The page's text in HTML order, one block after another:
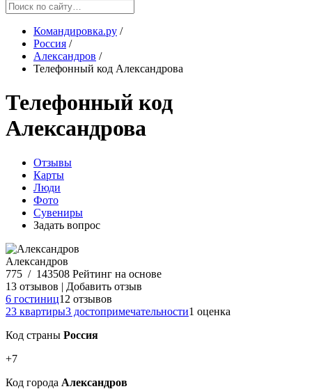
Командировка.ру /
Россия /
Александров /
Телефонный код Александрова
Телефонный код
Александрова
Отзывы
Карты
Люди
Фото
Сувениры
Задать вопрос
Александров
775 / 143508 Рейтинг на основе
13 отзывов | Добавить отзыв
6 гостиниц12 отзывов
23 квартиры3 достопримечательности1 оценка
Код страны Россия
+7
Код города Александров